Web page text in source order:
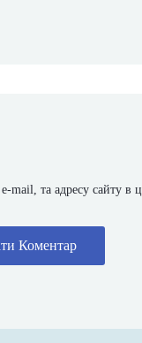
mail, та адресу сайту в